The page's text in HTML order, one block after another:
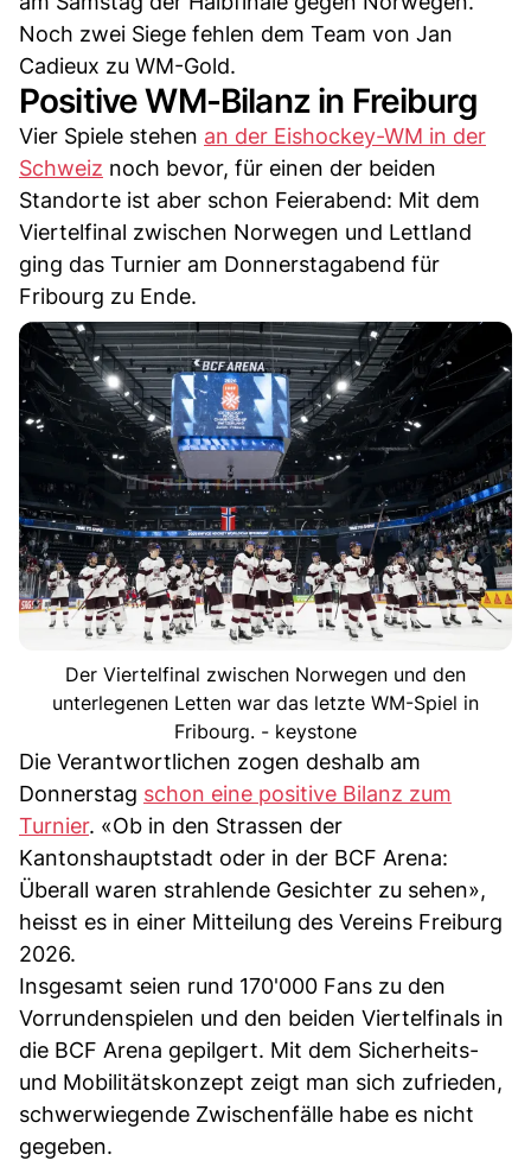
Noch zwei Siege fehlen dem Team von Jan
Cadieux zu WM-Gold.
Positive WM-Bilanz in Freiburg
Vier Spiele stehen an der Eishockey-WM in der
Schweiz noch bevor, für einen der beiden
Standorte ist aber schon Feierabend: Mit dem
Viertelfinal zwischen Norwegen und Lettland
ging das Turnier am Donnerstagabend für
Fribourg zu Ende.
Der Viertelfinal zwischen Norwegen und den
unterlegenen Letten war das letzte WM-Spiel in
Fribourg. - keystone
Die Verantwortlichen zogen deshalb am
Donnerstag schon eine positive Bilanz zum
Turnier. «Ob in den Strassen der
Kantonshauptstadt oder in der BCF Arena:
Überall waren strahlende Gesichter zu sehen»,
heisst es in einer Mitteilung des Vereins Freiburg
2026.
Insgesamt seien rund 170'000 Fans zu den
Vorrundenspielen und den beiden Viertelfinals in
die BCF Arena gepilgert. Mit dem Sicherheits-
und Mobilitätskonzept zeigt man sich zufrieden,
schwerwiegende Zwischenfälle habe es nicht
gegeben.